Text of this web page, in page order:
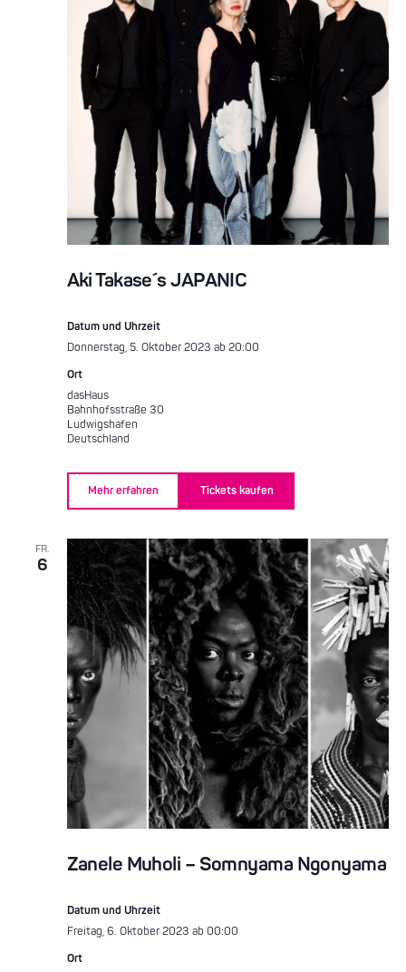
Aki Takase´s JAPANIC
Datum und Uhrzeit
Donnerstag, 5. Oktober 2023 ab 20:00
Ort
dasHaus
Bahnhofsstraße 30
Ludwigshafen
Deutschland
Mehr erfahren Tickets kaufen
FR.
6
Zanele Muholi – Somnyama Ngonyama
Datum und Uhrzeit
Freitag, 6. Oktober 2023 ab 00:00
Ort